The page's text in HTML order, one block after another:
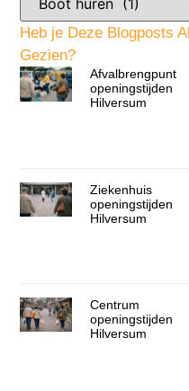
Heb je Deze Blogposts Al
Gezien?
Afvalbrengpunt
openingstijden
Hilversum
Ziekenhuis
openingstijden
Hilversum
Centrum
openingstijden
Hilversum